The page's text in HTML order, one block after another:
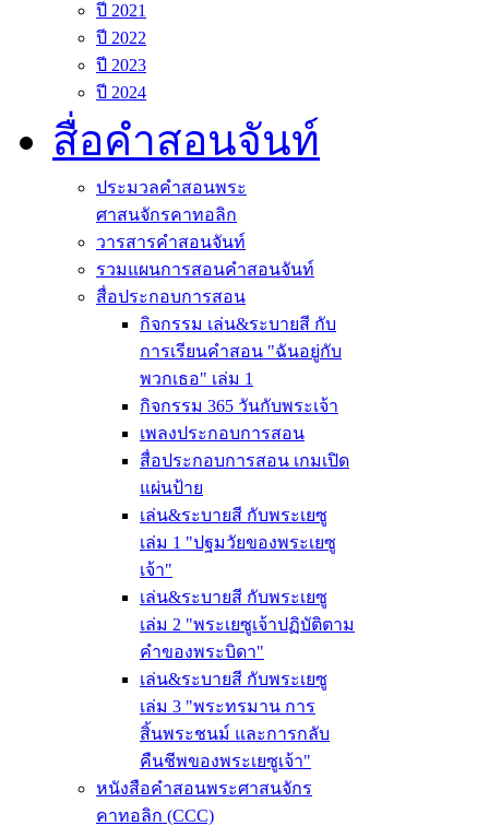
ปี 2021
ปี 2022
ปี 2023
ปี 2024
สื่อคำสอนจันท์
ประมวลคำสอนพระ
ศาสนจักรคาทอลิก
วารสารคำสอนจันท์
รวมแผนการสอนคำสอนจันท์
สื่อประกอบการสอน
กิจกรรม เล่น&ระบายสี กับ
การเรียนคำสอน "ฉันอยู่กับ
พวกเธอ" เล่ม 1
กิจกรรม 365 วันกับพระเจ้า
เพลงประกอบการสอน
สื่อประกอบการสอน เกมเปิด
แผ่นป้าย
เล่น&ระบายสี กับพระเยซู
เล่ม 1 "ปฐมวัยของพระเยซู
เจ้า"
เล่น&ระบายสี กับพระเยซู
เล่ม 2 "พระเยซูเจ้าปฏิบัติตาม
คำของพระบิดา"
เล่น&ระบายสี กับพระเยซู
เล่ม 3 "พระทรมาน การ
สิ้นพระชนม์ และการกลับ
คืนชีพของพระเยซูเจ้า"
หนังสือคำสอนพระศาสนจักร
คาทอลิก (CCC)